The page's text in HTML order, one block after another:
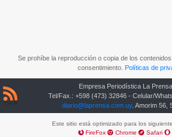
Se prohíbe la reproducción o copia de los
consentimiento. Políticas de
Empresa Periodística La Prensa
Tel/Fax.: +598 (473) 32846 - Celular/
diario@laprensa.com.uy. Amorim 56,
Este sitio está optimizado para los
FireFox
Chrome Safari